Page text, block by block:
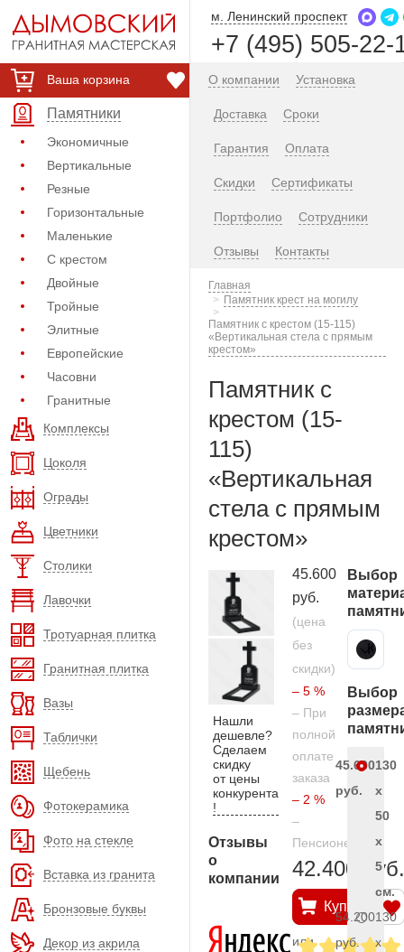
Ваша корзина
Памятники
Экономичные
Вертикальные
Резные
Горизонтальные
Маленькие
С крестом
Двойные
Тройные
Элитные
Европейские
Часовни
Гранитные
Комплексы
Цоколя
Ограды
Цветники
Столики
Лавочки
Тротуарная плитка
Гранитная плитка
Вазы
Таблички
Щебень
Фотокерамика
Фото на стекле
Вставка из гранита
Бронзовые буквы
Декор из акрила
м. Ленинский проспект
+7 (495) 505-22-
О компании Установка
Доставка Сроки
Гарантия Оплата
Скидки Сертификаты
Портфолио Сотрудники
Отзывы Контакты
Главная
Памятник крест на могилу
Памятник с крестом (15-115)
«Вертикальная стела с прямым
крестом»
Памятник с
крестом (15-
115)
«Вертикальная
стела с прямым
крестом»
Нашли
дешевле?
Сделаем
скидку
от цены
конкурента
!
Отзывы
о
компании
45.600
руб.
(цена
без
скидки)
– 5 %
– При
полной
оплате
заказа
– 2 %
–
Пенсионерам
42.400 руб.
Купить
или
Выбор
Карельский гранит
Выбор
45.600
руб.
130
x
50
x
5
см.
54.200
руб.
130
x